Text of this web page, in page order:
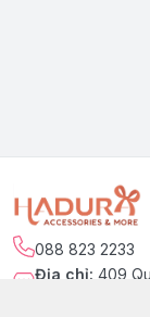
088 823 2233
Địa chỉ: 409